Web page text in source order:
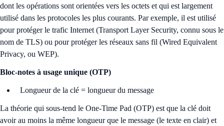
dont les opérations sont orientées vers les octets et qui est largement
utilisé dans les protocoles les plus courants. Par exemple, il est utilisé
pour protéger le trafic Internet (Transport Layer Security, connu sous le
nom de TLS) ou pour protéger les réseaux sans fil (Wired Equivalent
Privacy, ou WEP).
Bloc-notes à usage unique (OTP)
Longueur de la clé = longueur du message
La théorie qui sous-tend le One-Time Pad (OTP) est que la clé doit
avoir au moins la même longueur que le message (le texte en clair) et